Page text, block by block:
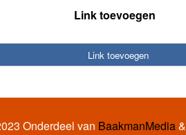
Link toevoegen
Link toevoegen
Onderdeel van BaakmanMedia&